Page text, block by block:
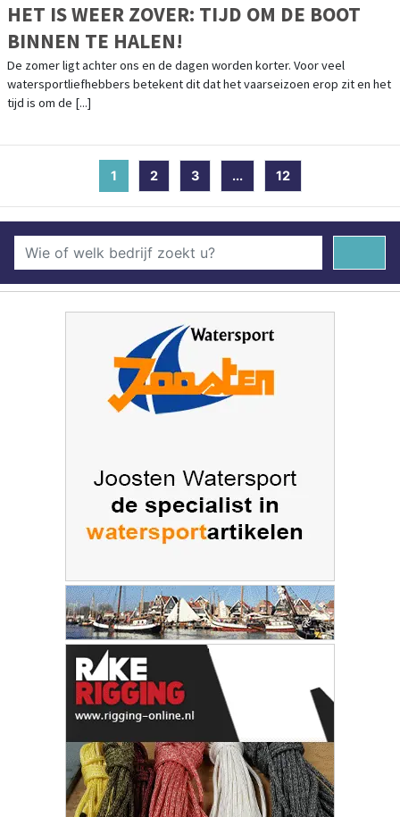
HET IS WEER ZOVER: TIJD OM DE BOOT
BINNEN TE HALEN!
De zomer ligt achter ons en de dagen worden korter. Voor veel
watersportliefhebbers betekent dit dat het vaarseizoen erop zit en het
tijd is om de [...]
1 (current)
2 3 ... 12